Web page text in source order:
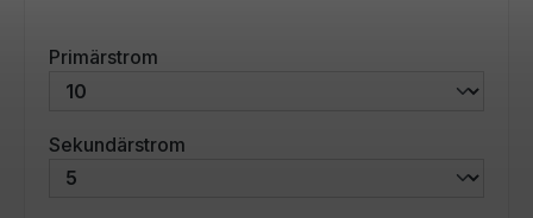
Primärstrom
Sekundärstrom